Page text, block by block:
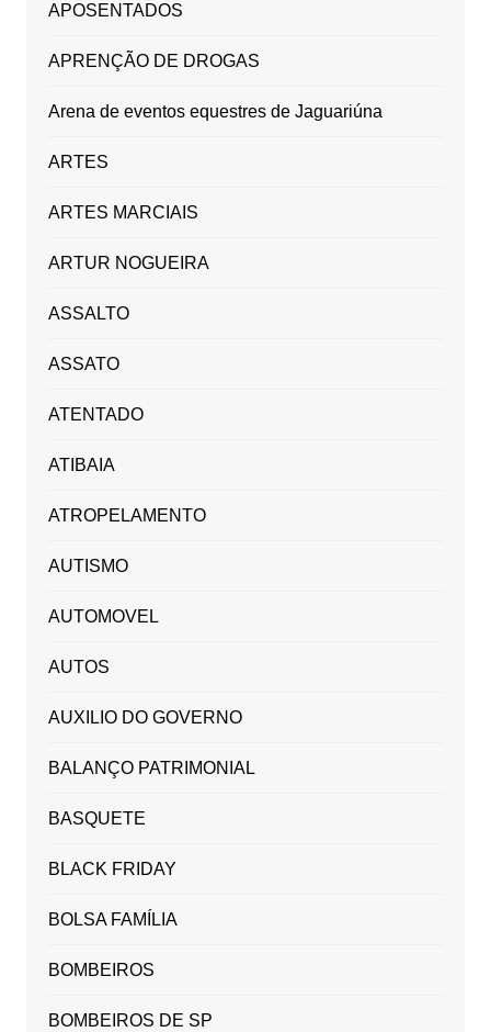
APOSENTADOS
APRENÇÃO DE DROGAS
Arena de eventos equestres de Jaguariúna
ARTES
ARTES MARCIAIS
ARTUR NOGUEIRA
ASSALTO
ASSATO
ATENTADO
ATIBAIA
ATROPELAMENTO
AUTISMO
AUTOMOVEL
AUTOS
AUXILIO DO GOVERNO
BALANÇO PATRIMONIAL
BASQUETE
BLACK FRIDAY
BOLSA FAMÍLIA
BOMBEIROS
BOMBEIROS DE SP